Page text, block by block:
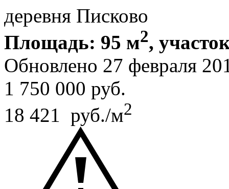
деревня Писково
Площадь: 95 м2,
Обновлено 27 февраля
1 750 000 руб.
18 421 руб./м2